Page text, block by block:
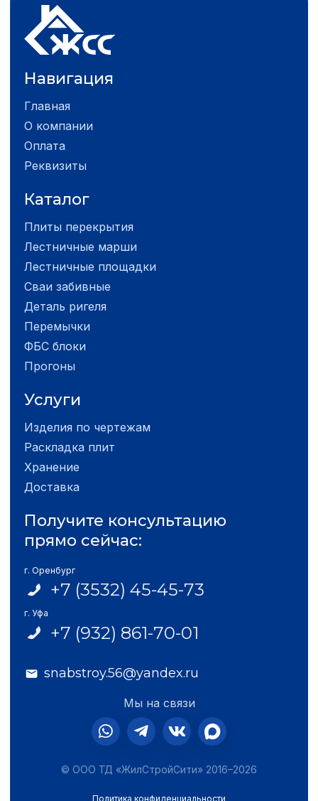
Навигация
Главная
О компании
Оплата
Реквизиты
Каталог
Плиты перекрытия
Лестничные марши
Лестничные площадки
Сваи забивные
Деталь ригеля
Перемычки
ФБС блоки
Прогоны
Услуги
Изделия по чертежам
Раскладка плит
Хранение
Доставка
Получите консультацию
прямо сейчас:
г. Оренбург
+7 (3532) 45-45-73
г. Уфа
+7 (932) 861-70-01
snabstroy.56@yandex.ru
Мы на связи
© ООО ТД «ЖилСтройСити» 2016–2026
Политика конфиденциальности